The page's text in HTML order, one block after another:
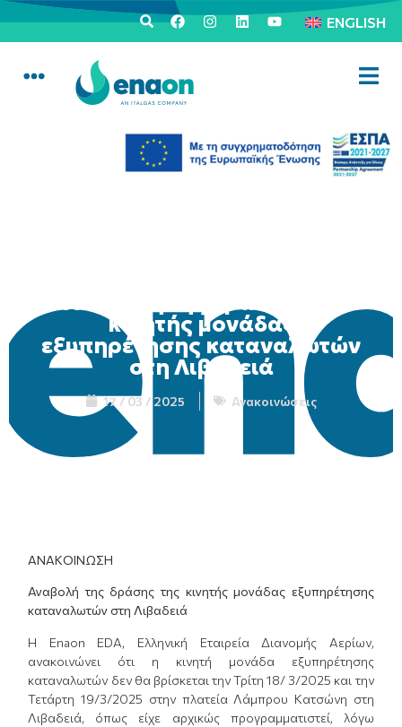
ENGLISH
Αναβολή της δράσης της
κινητής μονάδας
εξυπηρέτησης καταναλωτών
στη Λιβαδειά
17 / 03 / 2025 Ανακοινώσεις
ΑΝΑΚΟΙΝΩΣΗ
Αναβολή της δράσης της κινητής μονάδας εξυπηρέτησης
καταναλωτών στη Λιβαδειά
Η Enaon EDA, Ελληνική Εταιρεία Διανομής Αερίων,
ανακοινώνει ότι η κινητή μονάδα εξυπηρέτησης
καταναλωτών δεν θα βρίσκεται την Τρίτη 18/ 3/2025 και την
Τετάρτη 19/3/2025 στην πλατεία Λάμπρου Κατσώνη στη
Λιβαδειά, όπως είχε αρχικώς προγραμματιστεί, λόγω